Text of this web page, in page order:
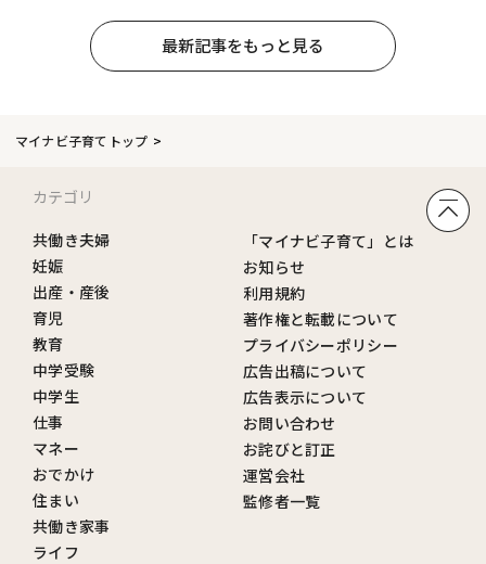
最新記事をもっと見る
マイナビ子育てトップ
カテゴリ
共働き夫婦
妊娠
出産・産後
育児
教育
中学受験
中学生
仕事
マネー
おでかけ
住まい
共働き家事
ライフ
「マイナビ子育て」とは
お知らせ
利用規約
著作権と転載について
プライバシーポリシー
広告出稿について
広告表示について
お問い合わせ
お詫びと訂正
運営会社
監修者一覧